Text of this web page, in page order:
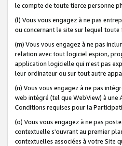
le compte de toute tierce personne
(l) Vous vous engagez à ne pas
ou concernant le site sur lequel
(m) Vous vous engagez à ne pas
relation avec tout logiciel espion,
application logicielle qui n'est pas
leur ordinateur ou sur tout autre
(n) Vous vous engagez à ne pas
web intégré (tel que WebView) à
Conditions requises pour la
(o) Vous vous engagez à ne pas
contextuelle s'ouvrant au premier
contextuelles associées à votre Site